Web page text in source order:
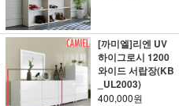
[까미엘]리엔 UV
하이그로시 1200
와이드 서랍장(KB
_UL2003)
400,000원